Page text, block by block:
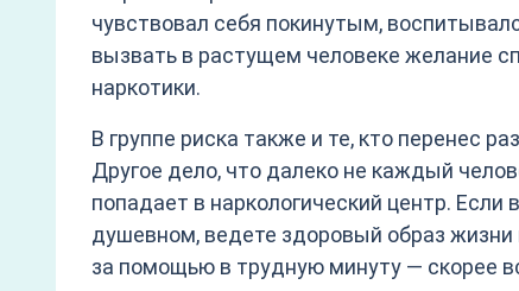
чувствовал себя покинутым,
вызвать в растущем человеке желание
наркотики.
В группе риска также и те, кто перенес
Другое дело, что далеко не каждый
попадает в наркологический центр. Если
душевном, ведете здоровый образ жизни
за помощью в трудную минуту — скорее